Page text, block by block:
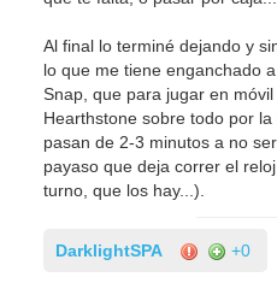
Al final lo terminé dejando y
lo que me tiene enganchado
Snap, que para jugar en
Hearthstone sobre todo por
pasan de 2-3 minutos a no
payaso que deja correr el
turno, que los hay...).
DarklightSPA +0